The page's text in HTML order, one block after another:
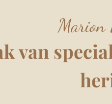
Marion
van